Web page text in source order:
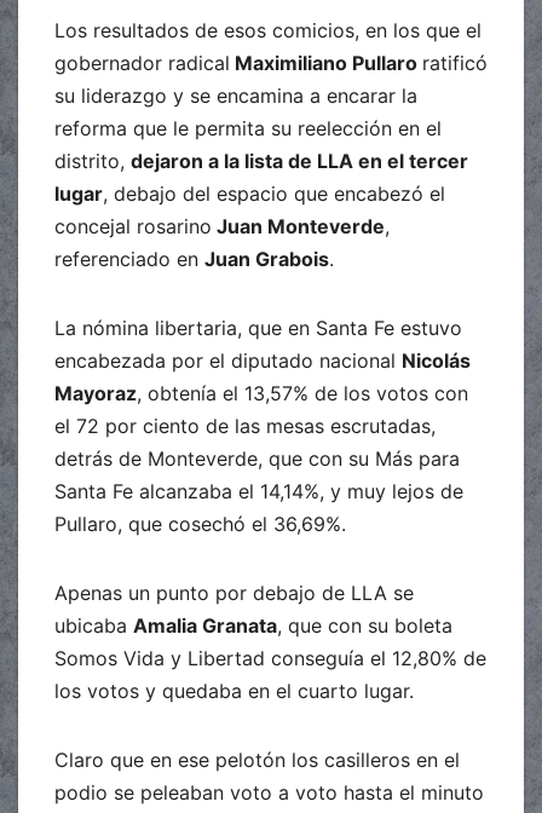
Los resultados de esos comicios, en los que el
gobernador radical Maximiliano Pullaro ratificó
su liderazgo y se encamina a encarar la
reforma que le permita su reelección en el
distrito, dejaron a la lista de LLA en el tercer
lugar, debajo del espacio que encabezó el
concejal rosarino Juan Monteverde,
referenciado en Juan Grabois.
La nómina libertaria, que en Santa Fe estuvo
encabezada por el diputado nacional Nicolás
Mayoraz, obtenía el 13,57% de los votos con
el 72 por ciento de las mesas escrutadas,
detrás de Monteverde, que con su Más para
Santa Fe alcanzaba el 14,14%, y muy lejos de
Pullaro, que cosechó el 36,69%.
Apenas un punto por debajo de LLA se
ubicaba Amalia Granata, que con su boleta
Somos Vida y Libertad conseguía el 12,80% de
los votos y quedaba en el cuarto lugar.
Claro que en ese pelotón los casilleros en el
podio se peleaban voto a voto hasta el minuto